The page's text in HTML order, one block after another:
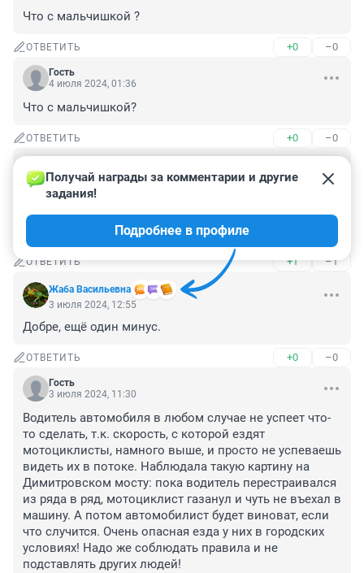
Что с мальчишкой ?
ОТВЕТИТЬ +0 –0
Гость
4 июля 2024, 01:36
Что с мальчишкой?
ОТВЕТИТЬ +0 –0
3 июля 2024, 13:25
Очередной водятел, на дорогу не смотрит. У него
пятно на сетчатке, меньше камаза на встречке не
ОТВЕТИТЬ +1 –1
Жаба Васильевна
Получай награды за комментарии и другие
задания!
Подробнее в профиле
3 июля 2024, 12:55
Добре, ещё один минус.
ОТВЕТИТЬ +0 –0
Гость
3 июля 2024, 11:30
Водитель автомобиля в любом случае не успеет что-
то сделать, т.к. скорость, с которой ездят
мотоциклисты, намного выше, и просто не успеваешь
видеть их в потоке. Наблюдала такую картину на
Димитровском мосту: пока водитель перестраивался
из ряда в ряд, мотоциклист газанул и чуть не въехал в
машину. А потом автомобилист будет виноват, если
что случится. Очень опасная езда у них в городских
условиях! Надо же соблюдать правила и не
подставлять других людей!